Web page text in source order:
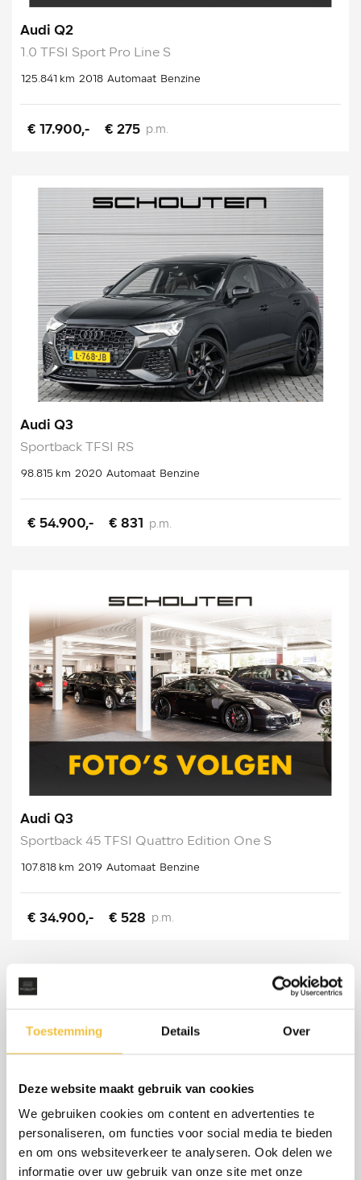
Toestemming Details Over
Deze website maakt gebruik van cookies
We gebruiken cookies om content en advertenties te
personaliseren, om functies voor social media te bieden
en om ons websiteverkeer te analyseren. Ook delen we
informatie over uw gebruik van onze site met onze
Audi Q2
1.0 TFSI Sport Pro Line S
125.841 km 2018 Automaat Benzine
€ 17.900,- € 275 p.m.
Audi Q3
Sportback TFSI RS
98.815 km 2020 Automaat Benzine
€ 54.900,- € 831 p.m.
Audi Q3
Sportback 45 TFSI Quattro Edition One S
107.818 km 2019 Automaat Benzine
€ 34.900,- € 528 p.m.